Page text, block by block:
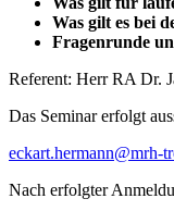
Was gilt es bei
Fragenrunde
Referent: Herr RA Dr.
Das Seminar erfolgt
eckart.hermann@mrh-
Nach erfolgter